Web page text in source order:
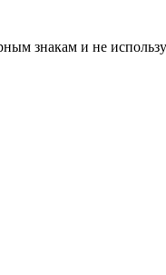
знакам и не